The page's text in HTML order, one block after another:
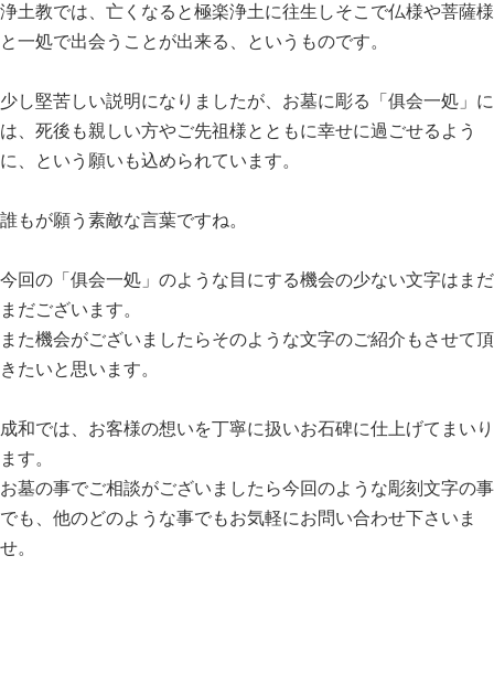
浄土教では、亡くなると極楽浄土に往生しそこで仏様や菩薩様
と一処で出会うことが出来る、というものです。
少し堅苦しい説明になりましたが、お墓に彫る「俱会一処」に
は、死後も親しい方やご先祖様とともに幸せに過ごせるよう
に、という願いも込められています。
誰もが願う素敵な言葉ですね。
今回の「俱会一処」のような目にする機会の少ない文字はまだ
まだございます。
また機会がございましたらそのような文字のご紹介もさせて頂
きたいと思います。
成和では、お客様の想いを丁寧に扱いお石碑に仕上げてまいり
ます。
お墓の事でご相談がございましたら今回のような彫刻文字の事
でも、他のどのような事でもお気軽にお問い合わせ下さいま
せ。